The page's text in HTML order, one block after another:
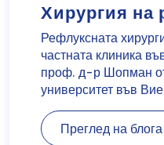
Хирургия на
Рефлуксната
частната клиника
проф. д-р Шопман
университет във
Преглед на блога